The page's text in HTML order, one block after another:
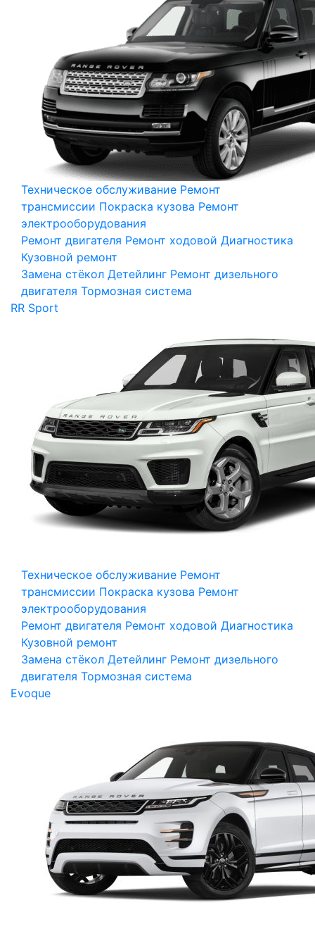
Техническое обслуживание Ремонт
трансмиссии Покраска кузова Ремонт
электрооборудования
Ремонт двигателя Ремонт ходовой Диагностика
Кузовной ремонт
Замена стёкол Детейлинг Ремонт дизельного
двигателя Тормозная система
RR Sport
Техническое обслуживание Ремонт
трансмиссии Покраска кузова Ремонт
электрооборудования
Ремонт двигателя Ремонт ходовой Диагностика
Кузовной ремонт
Замена стёкол Детейлинг Ремонт дизельного
двигателя Тормозная система
Evoque